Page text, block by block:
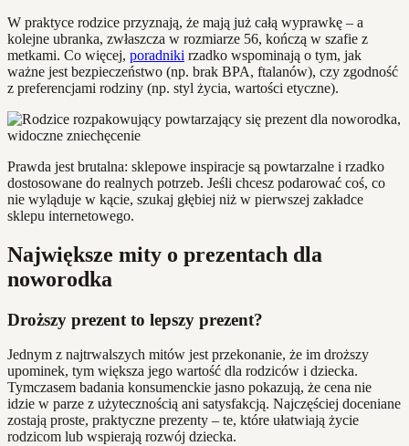
W praktyce rodzice przyznają, że mają już całą wyprawkę – a
kolejne ubranka, zwłaszcza w rozmiarze 56, kończą w szafie z
metkami. Co więcej, poradniki rzadko wspominają o tym, jak
ważne jest bezpieczeństwo (np. brak BPA, ftalanów), czy zgodność
z preferencjami rodziny (np. styl życia, wartości etyczne).
Prawda jest brutalna: sklepowe inspiracje są powtarzalne i rzadko
dostosowane do realnych potrzeb. Jeśli chcesz podarować coś, co
nie wyląduje w kącie, szukaj głębiej niż w pierwszej zakładce
sklepu internetowego.
Największe mity o prezentach dla
noworodka
Droższy prezent to lepszy prezent?
Jednym z najtrwalszych mitów jest przekonanie, że im droższy
upominek, tym większa jego wartość dla rodziców i dziecka.
Tymczasem badania konsumenckie jasno pokazują, że cena nie
idzie w parze z użytecznością ani satysfakcją. Najczęściej doceniane
zostają proste, praktyczne prezenty – te, które ułatwiają życie
rodzicom lub wspierają rozwój dziecka.